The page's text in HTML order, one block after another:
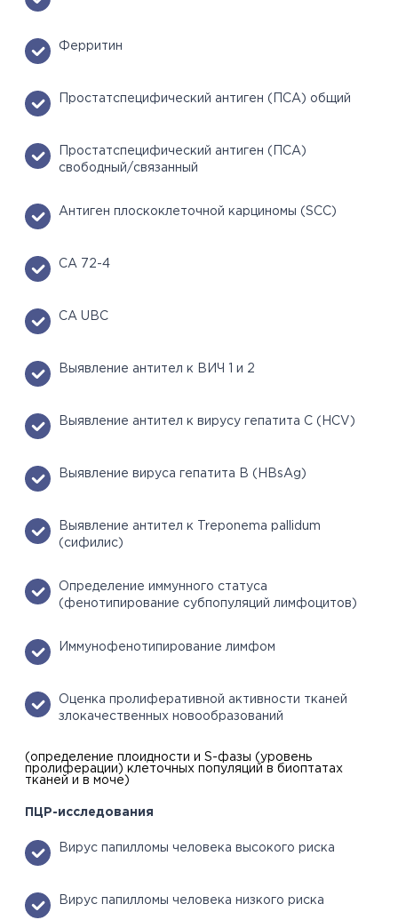
Ферритин
Простатспецифический антиген (ПСА) общий
Простатспецифический антиген (ПСА)
свободный/связанный
Антиген плоскоклеточной карциномы (SCC)
СА 72-4
СА UBC
Выявление антител к ВИЧ 1 и 2
Выявление антител к вирусу гепатита С (HCV)
Выявление вируса гепатита В (HBsAg)
Выявление антител к Treponema pallidum
(сифилис)
Определение иммунного статуса
(фенотипирование субпопуляций лимфоцитов)
Иммунофенотипирование лимфом
Оценка пролиферативной активности тканей
злокачественных новообразований
(определение плоидности и S-фазы (уровень
пролиферации) клеточных популяций в биоптатах
тканей и в моче)
ПЦР-исследования
Вирус папилломы человека высокого риска
Вирус папилломы человека низкого риска